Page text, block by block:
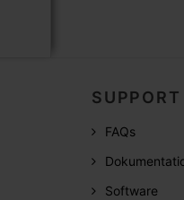
SUPPORT
FAQs
Software